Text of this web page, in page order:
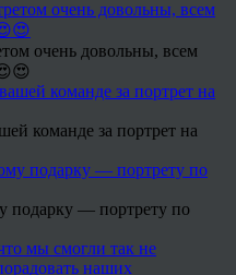
очень довольны, всем
команде за портрет на
подарку — портрету по